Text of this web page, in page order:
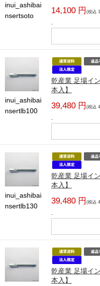
inui_ashibai
nsertsoto
14,100 円 (税込
-
inui_ashibai
nsertlb100
乾産業 足場イ
本入】
39,480 円 (税込
-
inui_ashibai
nsertlb130
乾産業 足場イ
本入】
39,480 円 (税込
-
乾産業 足場イ
本入】